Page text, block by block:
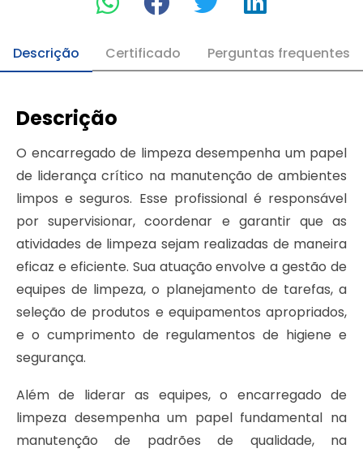
Descrição Certificado Perguntas frequentes
Descrição
O encarregado de limpeza desempenha um papel
de liderança crítico na manutenção de ambientes
limpos e seguros. Esse profissional é responsável
por supervisionar, coordenar e garantir que as
atividades de limpeza sejam realizadas de maneira
eficaz e eficiente. Sua atuação envolve a gestão de
equipes de limpeza, o planejamento de tarefas, a
seleção de produtos e equipamentos apropriados,
e o cumprimento de regulamentos de higiene e
segurança.
Além de liderar as equipes, o encarregado de
limpeza desempenha um papel fundamental na
manutenção de padrões de qualidade, na